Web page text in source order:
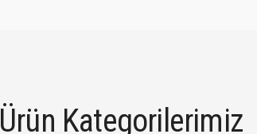
Ürün Kategorilerimiz